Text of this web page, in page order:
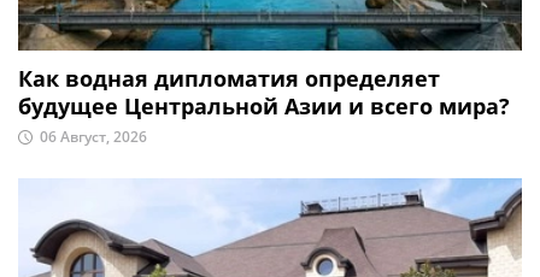
Как водная дипломатия определяет
будущее Центральной Азии и всего мира?
06 Август, 2026